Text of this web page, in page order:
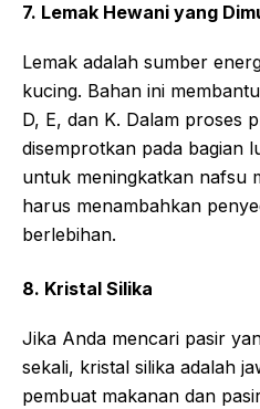
7. Lemak Hewani yang
Lemak adalah sumber
kucing. Bahan ini
D, E, dan K. Dalam proses
disemprotkan pada bagian
untuk meningkatkan nafsu
harus menambahkan
berlebihan.
8. Kristal Silika
Jika Anda mencari pasir
sekali, kristal silika adalah
pembuat makanan dan